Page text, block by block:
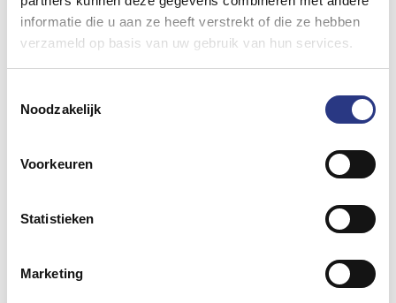
informatie die u aan ze heeft verstrekt of die ze hebben
verzameld op basis van uw gebruik van hun services.
Noodzakelijk
Voorkeuren
Statistieken
Marketing
installatie. Tevens kunt u zeer nette
toiletvoorzieningen (ook mindervalide) bij ons
Tent opbouwen in Leiden
Het correct en netjes opzetten van een tent in
nagenoeg vaste groep medewerkers, zodat de
Ook het onderhoud aan de zeilen en vloeren
doen wij zelf, zodat de klant altijd nette witte